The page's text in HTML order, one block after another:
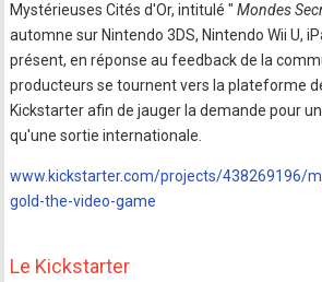
Mystérieuses Cités d'Or, intitulé " Mondes
automne sur Nintendo 3DS, Nintendo Wii U,
présent, en réponse au feedback de la
producteurs se tournent vers la plateforme
Kickstarter afin de jauger la demande pour
qu'une sortie internationale.
www.kickstarter.com/projects/438269196/
gold-the-video-game
Le Kickstarter